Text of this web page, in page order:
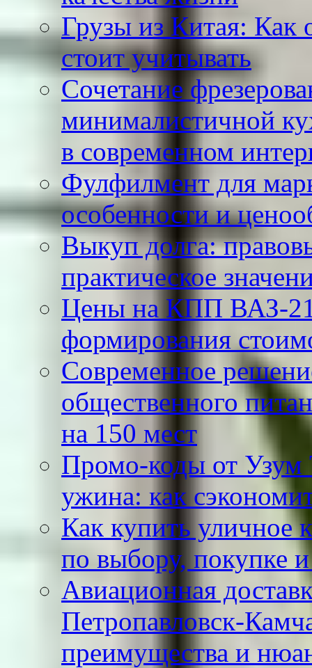
Грузы из Китая: Как
стоит учитывать
Сочетание
минималистичной
в современном
Фулфилмент для
особенности и
Выкуп долга:
практическое
Цены на КПП ВАЗ-
формирования
Современное
общественного
на 150 мест
Промо-коды от Узум
ужина: как
Как купить уличное
по выбору, покупке
Авиационная
Петропавловск-
преимущества и